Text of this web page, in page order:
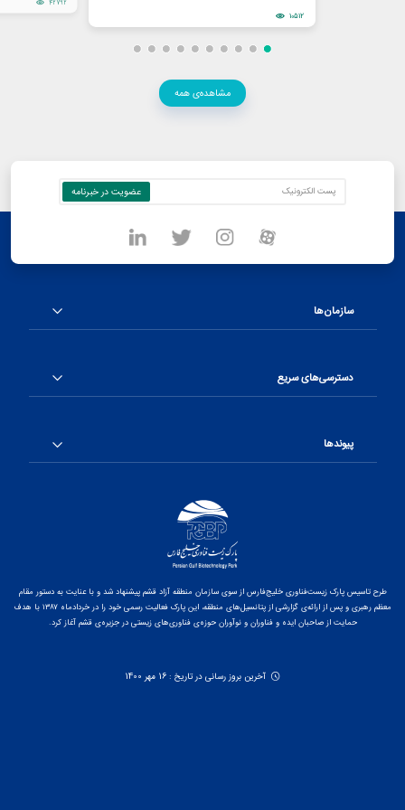
10512
42792
مشاهده‌ی همه
سازمان‌ها
دسترسی‌های سریع
پیوندها
طرح تاسیس پارک زیست‌فناوری خلیج‌فارس از سوی سازمان منطقه آزاد قشم پیشنهاد شد و با عنایت به دستور مقام
معظم رهبری و پس از ارائه‌ی گزارشی از پتانسیل‌های منطقه، این پارک فعالیت رسمی خود را در خردادماه ۱۳۸۷ با هدف
حمایت از صاحبان ایده و فناوران و نوآوران حوزه‌ی فناوری‌های زیستی در جزیره‌ی قشم آغاز کرد.
آخرین بروز رسانی در تاریخ : 16 مهر 1400